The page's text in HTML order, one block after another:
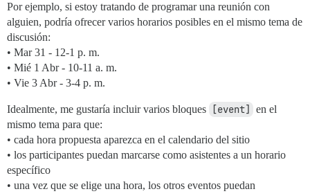
Por ejemplo, si estoy tratando de programar una reunión con
alguien, podría ofrecer varios horarios posibles en el mismo tema de
discusión:
• Mar 31 - 12-1 p. m.
• Mié 1 Abr - 10-11 a. m.
• Vie 3 Abr - 3-4 p. m.
Idealmente, me gustaría incluir varios bloques [event]
en el
mismo tema para que:
• cada hora propuesta aparezca en el calendario del sitio
• los participantes puedan marcarse como asistentes a un horario
específico
• una vez que se elige una hora, los otros eventos puedan